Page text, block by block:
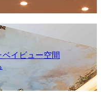
イビュー空間